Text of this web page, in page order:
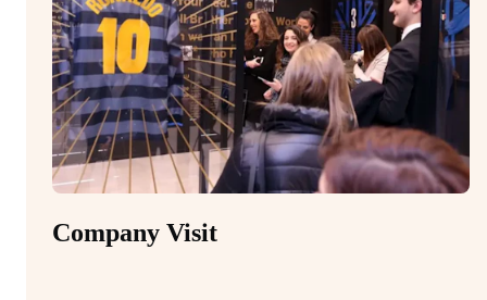
Company Visit